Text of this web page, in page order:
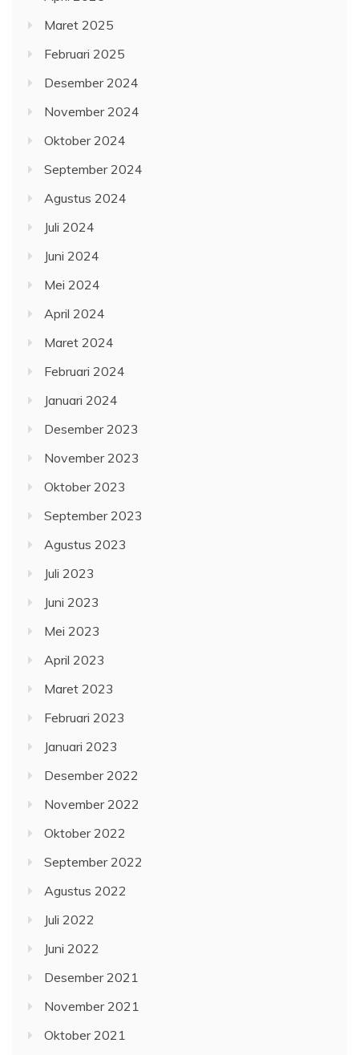
Maret 2025
Februari 2025
Desember 2024
November 2024
Oktober 2024
September 2024
Agustus 2024
Juli 2024
Juni 2024
Mei 2024
April 2024
Maret 2024
Februari 2024
Januari 2024
Desember 2023
November 2023
Oktober 2023
September 2023
Agustus 2023
Juli 2023
Juni 2023
Mei 2023
April 2023
Maret 2023
Februari 2023
Januari 2023
Desember 2022
November 2022
Oktober 2022
September 2022
Agustus 2022
Juli 2022
Juni 2022
Desember 2021
November 2021
Oktober 2021